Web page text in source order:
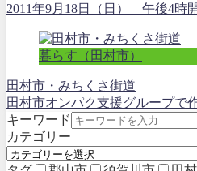
2011年9月18日（日） 午後4時
暮らす（田村市）
田村市・みちくさ街道
田村市オンパク支援グループで
キーワード
カテゴリー